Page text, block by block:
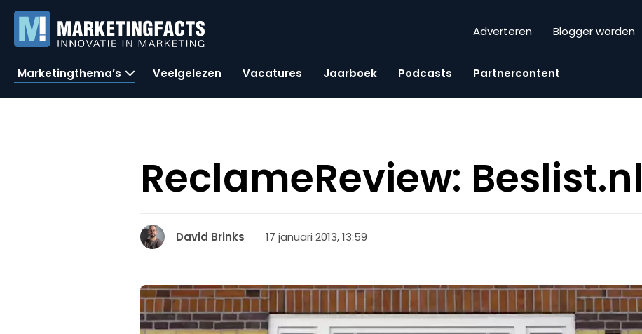
Adverteren Blogger worden
Marketingthema’s Veelgelezen Vacatures Jaarboek Podcasts Partnercontent
ReclameReview: Beslist.nl
David Brinks 17 januari 2013, 13:59